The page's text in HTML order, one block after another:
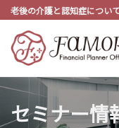
老後の介護と認知症につい
セミナー情